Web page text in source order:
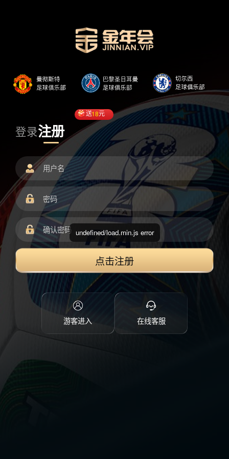
登录注册
送18元
点击注册
游客进入 在线客服
undefined/load.min.js error